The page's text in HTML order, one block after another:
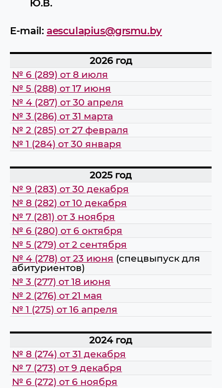
Ю.В.
E-mail: aesculapius@grsmu.by
2026 год
№ 6 (289) от 8 июля
№ 5 (288) от 17 июня
№ 4 (287) от 30 апреля
№ 3 (286) от 31 марта
№ 2 (285) от 27 февраля
№ 1 (284) от 30 января
2025 год
№ 9 (283) от 30 декабря
№ 8 (282) от 10 декабря
№ 7 (281) от 3 ноября
№ 6 (280) от 6 октября
№ 5 (279) от 2 сентября
№ 4 (278) от 23 июня (спецвыпуск для
абитуриентов)
№ 3 (277) от 18 июня
№ 2 (276) от 21 мая
№ 1 (275) от 16 апреля
2024 год
№ 8 (274) от 31 декабря
№ 7 (273) от 9 декабря
№ 6 (272) от 6 ноября